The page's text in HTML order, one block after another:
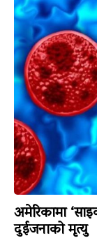
अमेरिकामा
दुईजनाको मृत्यु